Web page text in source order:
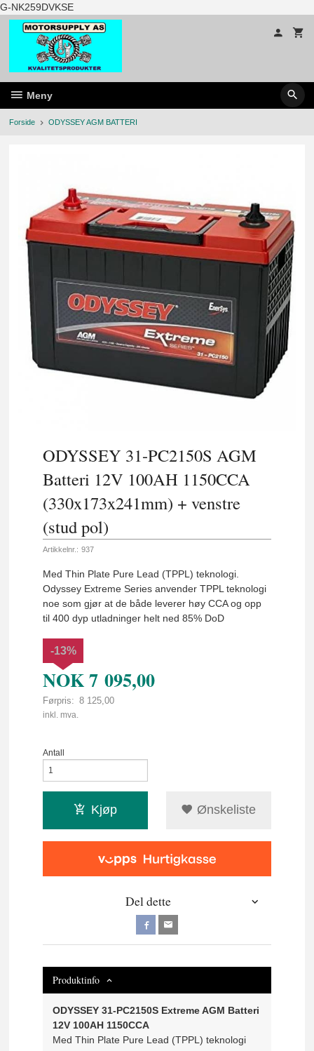
G-NK259DVKSEGå
til
innholdet
Meny
Forside ODYSSEY AGM BATTERI
ODYSSEY 31-PC2150S AGM
Batteri 12V 100AH 1150CCA
(330x173x241mm) + venstre
(stud pol)
Artikkelnr.: 937
Med Thin Plate Pure Lead (TPPL) teknologi.
Odyssey Extreme Series anvender TPPL teknologi
noe som gjør at de både leverer høy CCA og opp
til 400 dyp utladninger helt ned 85% DoD
NOK7 095,00
Førpris: 8 125,00
Rabatt
-13%
inkl. mva.
Antall
Kjøp Ønskeliste
Del dette
Produktinfo
ODYSSEY 31-PC2150S Extreme AGM Batteri
12V 100AH 1150CCA
Med Thin Plate Pure Lead (TPPL) teknologi